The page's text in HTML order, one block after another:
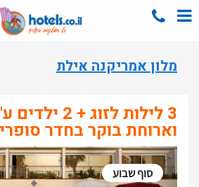
מלון אמריקנה אילת
3 לילות לזוג +
וארוחת בוקר בחדר
סוף שבוע